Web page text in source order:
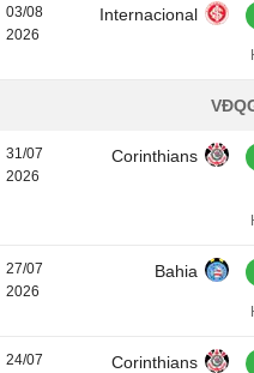
03/08
2026
Internacional
31/07
2026
Corinthians
27/07
2026
Bahia
24/07
Corinthians